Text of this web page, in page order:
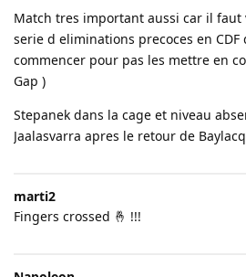
Match tres important aussi car il
serie d eliminations precoces en
commencer pour pas les mettre en
Gap )
Stepanek dans la cage et niveau
Jaalasvarra apres le retour de
marti2
Fingers crossed 🤞 !!!